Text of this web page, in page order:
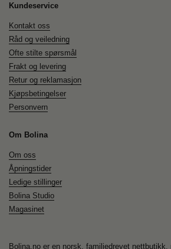
Kundeservice
Kontakt oss
Råd og veiledning
Ofte stilte spørsmål
Frakt og levering
Retur og reklamasjon
Kjøpsbetingelser
Personvern
Om Bolina
Om oss
Åpningstider
Ledige stillinger
Bolina Studio
Magasinet
Bolina.no er en norsk, familiedrevet